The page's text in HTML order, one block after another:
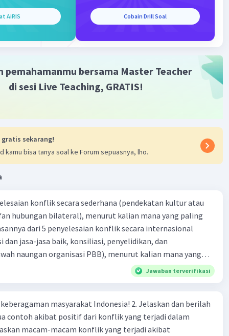
utama antara RAM dan ROM adalah bahwa RAM
untuk menyimpan data yang sedang aktif digunakan saat
beroperasi, sementara ROM digunakan untuk menyimpan
·5.0(1 ) Balas
Iklan
sementara Volatile (mudah 'menguap')
dalam operasi normal Menulis data lebih cepat ROM
Permanen Non-volatile (tidak mudah 'menguap')
2024 10:23
AiRIS Cobain Drill Soal
pemahamanmu bersama Master Teacher
di sesi Live Teaching, GRATIS!
gratis sekarang!
kamu bisa tanya soal ke Forum sepuasnya, lho.
konflik secara sederhana (pendekatan kultur atau
hubungan bilateral), menurut kalian mana yang paling
internasional
dan jasa-jasa baik, konsiliasi, penyelidikan, dan
naungan organisasi PBB), menurut kalian mana yang
alasannya
Jawaban terverifikasi
masyarakat Indonesia! 2. Jelaskan dan berilah
contoh akibat positif dari konflik yang terjadi dalam